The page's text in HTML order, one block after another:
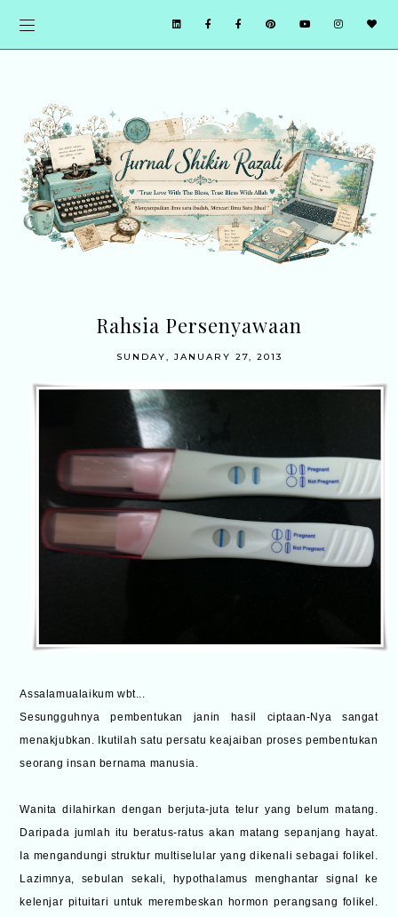
Rahsia Persenyawaan
SUNDAY, JANUARY 27, 2013
Assalamualaikum wbt...
Sesungguhnya pembentukan janin hasil ciptaan-Nya sangat
menakjubkan. Ikutilah satu persatu keajaiban proses pembentukan
seorang insan bernama manusia.
Wanita dilahirkan dengan berjuta-juta telur yang belum matang.
Daripada jumlah itu beratus-ratus akan matang sepanjang hayat.
Ia mengandungi struktur multiselular yang dikenali sebagai folikel.
Lazimnya, sebulan sekali, hypothalamus menghantar signal ke
kelenjar pituitari untuk merembeskan hormon perangsang folikel.